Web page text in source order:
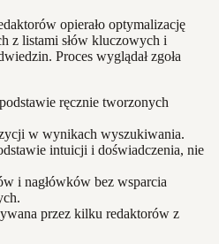
opierało optymalizację
z listami słów kluczowych i
Proces wyglądał zgoła
ręcznie tworzonych
w wynikach wyszukiwania.
intuicji i doświadczenia, nie
i nagłówków bez wsparcia
przez kilku redaktorów z